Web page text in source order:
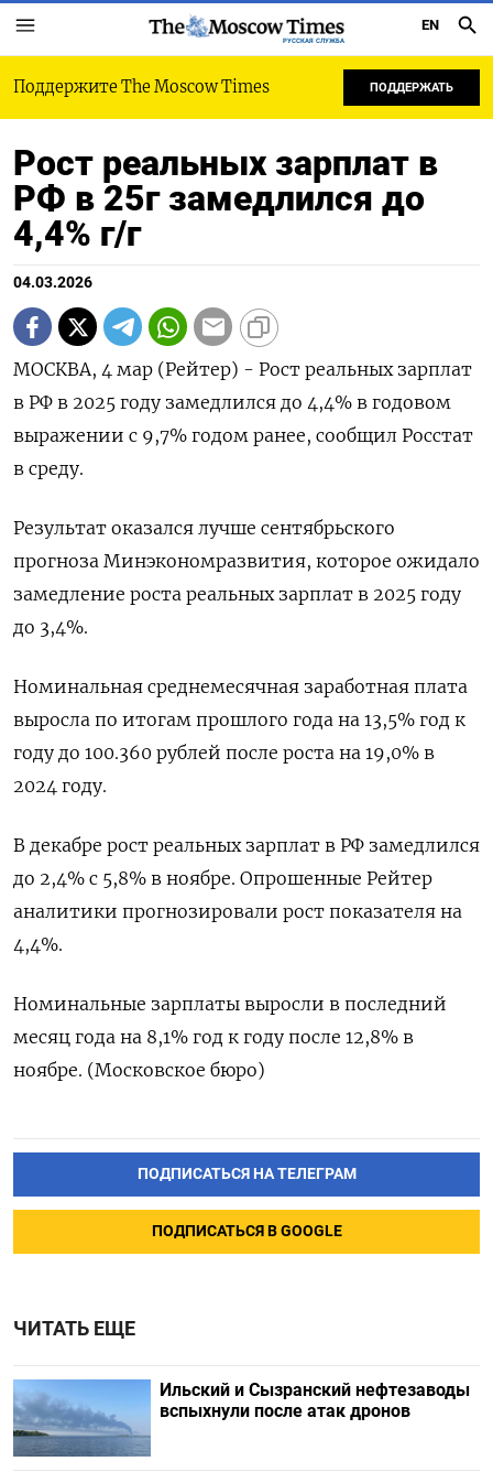
РУССКАЯ СЛУЖБА
EN
Поддержите The Moscow Times ПОДДЕРЖАТЬ
Рост реальных зарплат в
РФ в 25г замедлился до
4,4% г/г
04.03.2026
МОСКВА, 4 мар (Рейтер) - Рост реальных зарплат
в РФ в 2025 ‌году замедлился до 4,4% в годовом
выражении с 9,7% ​годом ранее, ​сообщил ​Росстат
в ⁠среду.
Результат оказался ‌лучше сентябрьского
прогноза Минэкономразвития, ‌которое ожидало
замедление роста реальных зарплат ​в 2025 году
‌до 3,4%.
Номинальная среднемесячная ​заработная плата
выросла по итогам ‌прошлого года на 13,5% год к
году до ​100.360 ​рублей ‌после роста на 19,0% в ​
2024 году.
В декабре рост реальных зарплат в РФ замедлился
до 2,4% с 5,8% в ноябре. Опрошенные Рейтер ​
аналитики ⁠прогнозировали рост показателя на
4,4%.
Номинальные зарплаты выросли ‌в последний
месяц ‌года на 8,1% год к ​году после 12,8% в
‌ноябре. (Московское бюро)
ПОДПИСАТЬСЯ НА ТЕЛЕГРАМ
ПОДПИСАТЬСЯ В GOOGLE
ЧИТАТЬ ЕЩЕ
Ильский и Сызранский нефтезаводы
вспыхнули после атак дронов